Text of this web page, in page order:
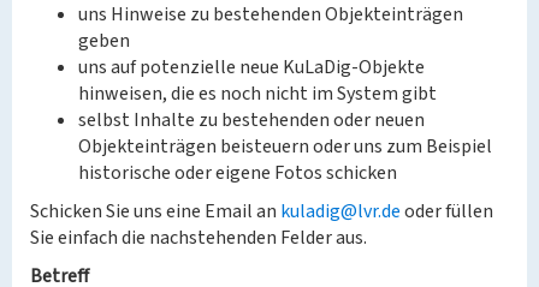
uns Hinweise zu bestehenden Objekteinträgen
geben
uns auf potenzielle neue KuLaDig-Objekte
hinweisen, die es noch nicht im System gibt
selbst Inhalte zu bestehenden oder neuen
Objekteinträgen beisteuern oder uns zum Beispiel
historische oder eigene Fotos schicken
Schicken Sie uns eine Email an kuladig@lvr.deoder füllen
Sie einfach die nachstehenden Felder aus.
Betreff